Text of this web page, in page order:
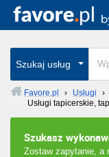
Szukaj usług
Favore.pl › Usługi ›
Usługi tapicerskie,
Szukasz
Zostaw zapytanie, a
Cała Polska
wszystkie w całym kraju
Wrocław